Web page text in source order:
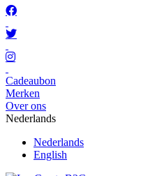
Cadeaubon
Merken
Over ons
Nederlands
Nederlands
English